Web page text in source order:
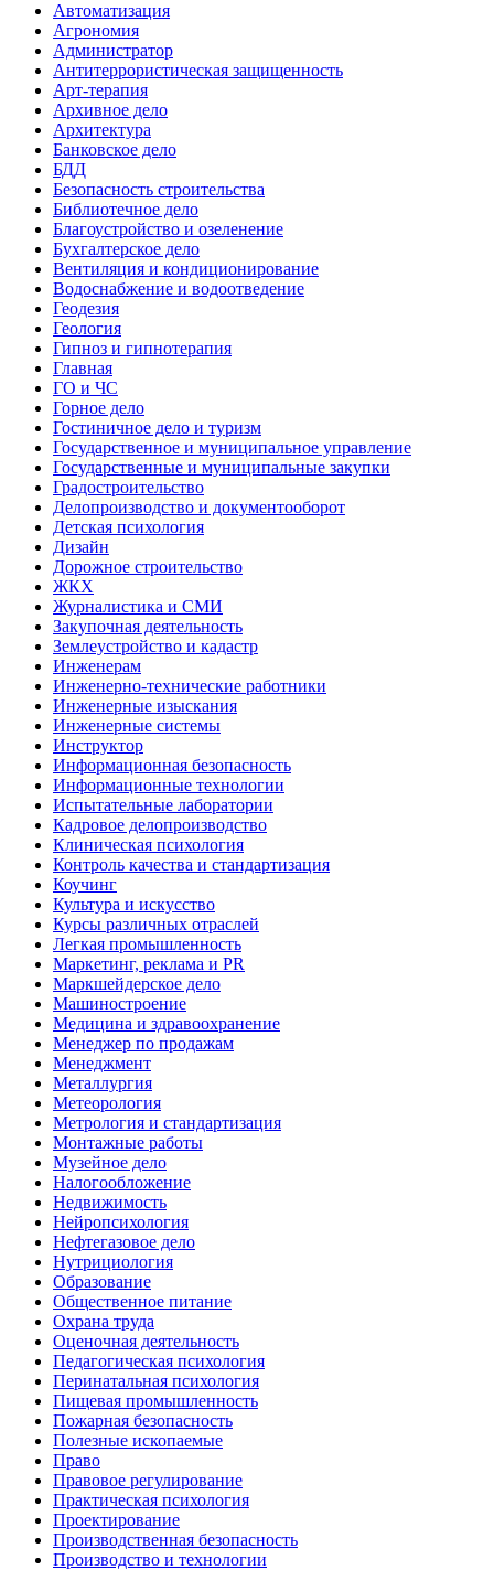
Автоматизация
Агрономия
Администратор
Антитеррористическая защищенность
Арт-терапия
Архивное дело
Архитектура
Банковское дело
БДД
Безопасность строительства
Библиотечное дело
Благоустройство и озеленение
Бухгалтерское дело
Вентиляция и кондиционирование
Водоснабжение и водоотведение
Геодезия
Геология
Гипноз и гипнотерапия
Главная
ГО и ЧС
Горное дело
Гостиничное дело и туризм
Государственное и муниципальное управление
Государственные и муниципальные закупки
Градостроительство
Делопроизводство и документооборот
Детская психология
Дизайн
Дорожное строительство
ЖКХ
Журналистика и СМИ
Закупочная деятельность
Землеустройство и кадастр
Инженерам
Инженерно-технические работники
Инженерные изыскания
Инженерные системы
Инструктор
Информационная безопасность
Информационные технологии
Испытательные лаборатории
Кадровое делопроизводство
Клиническая психология
Контроль качества и стандартизация
Коучинг
Культура и искусство
Курсы различных отраслей
Легкая промышленность
Маркетинг, реклама и PR
Маркшейдерское дело
Машиностроение
Медицина и здравоохранение
Менеджер по продажам
Менеджмент
Металлургия
Метеорология
Метрология и стандартизация
Монтажные работы
Музейное дело
Налогообложение
Недвижимость
Нейропсихология
Нефтегазовое дело
Нутрициология
Образование
Общественное питание
Охрана труда
Оценочная деятельность
Педагогическая психология
Перинатальная психология
Пищевая промышленность
Пожарная безопасность
Полезные ископаемые
Право
Правовое регулирование
Практическая психология
Проектирование
Производственная безопасность
Производство и технологии